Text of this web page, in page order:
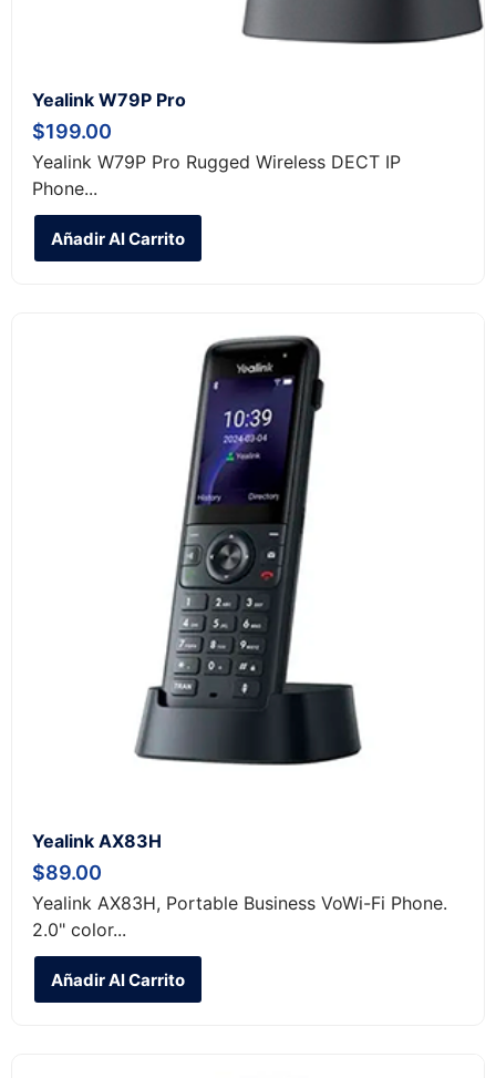
Yealink W79P Pro
$199.00
Yealink W79P Pro Rugged Wireless DECT IP
Phone...
Añadir Al Carrito
Yealink AX83H
$89.00
Yealink AX83H, Portable Business VoWi-Fi Phone.
2.0" color...
Añadir Al Carrito